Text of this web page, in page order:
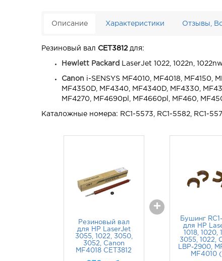
Описание Характеристики Отзывы,
Резиновый вал CET3812 для:
Hewlett Packard LaserJet 1022, 1022n,
Canon i-SENSYS MF4010, MF4018, MF4150,
MF4350D, MF4340, MF4340D, MF4330,
MF4270, MF4690pl, MF4660pl, MF460,
Каталожные номера: RC1-5573, RC1-5582, RC1-
Резиновый вал
для HP LaserJet
3055, 1022, 3050,
3052, Canon
MF4018 CET3812
+
Бушинг
для HP
1018, 1020,
3055, 1022,
LBP-2900,
MF4010